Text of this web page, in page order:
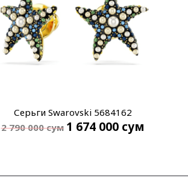
Серьги Swarovski 5684162
2 790 000сум 1 674 000 сум